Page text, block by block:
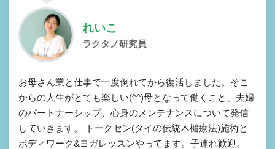
れいこ
ラクタノ研究員
お母さん業と仕事で一度倒れてから復活しました。そこ
からの人生がとても楽しい(^^)母となって働くこと、夫婦
のパートナーシップ、心身のメンテナンスについて発信
していきます。 トークセン(タイの伝統木槌療法)施術と
ボディワーク&ヨガレッスンやってます。子連れ歓迎。